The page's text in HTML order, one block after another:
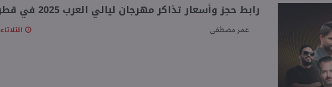
رابط حجز وأسعار تذاكر مهرجان ليالي العرب 2025 في قطر
عمر مصطفى الثلاثاء 02-12-2025 09:43 مـ